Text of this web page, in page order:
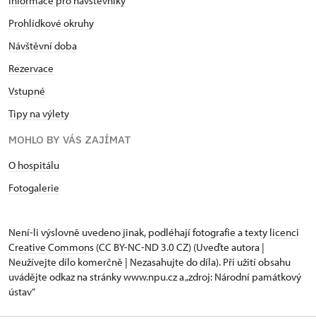
Prohlídkové okruhy
Návštěvní doba
Rezervace
Vstupné
Tipy na výlety
MOHLO BY VÁS ZAJÍMAT
O hospitálu
Fotogalerie
Není-li výslovně uvedeno jinak, podléhají fotografie a texty licenci
Creative Commons (CC BY-NC-ND 3.0 CZ) (Uveďte autora |
Neužívejte dílo komerčně | Nezasahujte do díla). Při užití obsahu
uvádějte odkaz na stránky www.npu.cz a „zdroj: Národní památkový
ústav“